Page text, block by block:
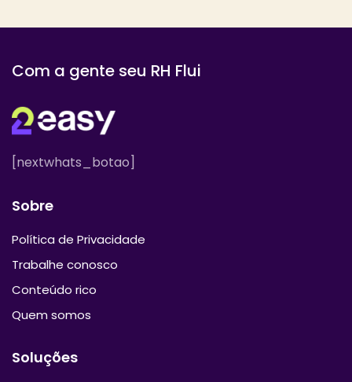
Com a gente seu RH Flui
[nextwhats_botao]
Sobre
Política de Privacidade
Trabalhe conosco
Conteúdo rico
Quem somos
Soluções